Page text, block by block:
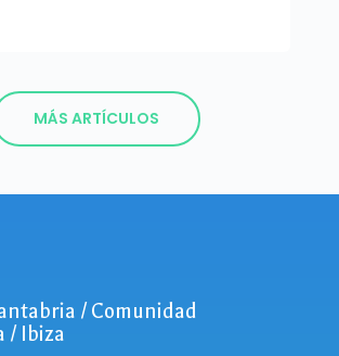
MÁS ARTÍCULOS
/ Comunidad
/ Ibiza